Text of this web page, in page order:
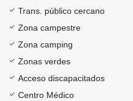
Trans. público cercano
Zona campestre
Zona camping
Zonas verdes
Acceso discapacitados
Centro Médico